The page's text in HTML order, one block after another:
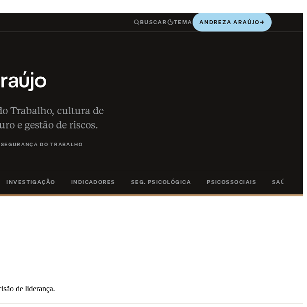
BUSCAR TEMA ANDREZA ARAÚJO→
Trabalho, cultura de
e gestão de riscos.
DO TRABALHO
INVESTIGAÇÃO INDICADORES SEG. PSICOLÓGICA PSICOSSOCIAIS SAÚDE
de liderança.